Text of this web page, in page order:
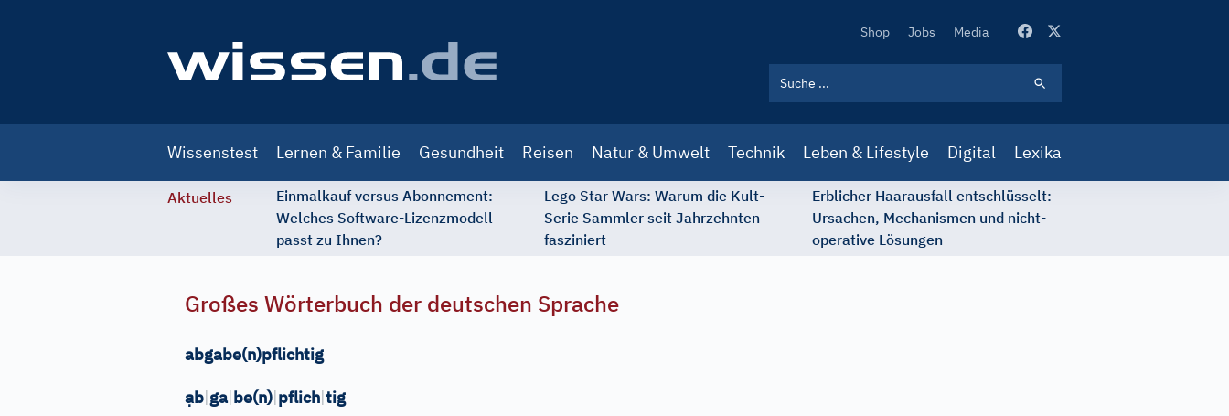
Secondary
Shop Jobs Media
navigation
Wissenstest Lernen & Familie Gesundheit Reisen Natur & Umwelt Technik Leben & Lifestyle Digital Lexika
Aktuelles
Einmalkauf versus Abonnement:
Welches Software-Lizenzmodell
passt zu Ihnen?
Lego Star Wars: Warum die Kult-
Serie Sammler seit Jahrzehnten
fasziniert
Erblicher Haarausfall entschlüsselt:
Ursachen, Mechanismen und nicht-
operative Lösungen
Großes Wörterbuch der deutschen Sprache
abgabe(n)pflichtig
ạb|ga|be(n)|pflich|tig